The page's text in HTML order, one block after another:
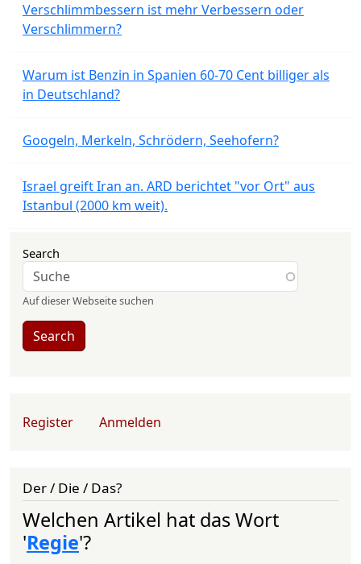
Verschlimmbessern ist mehr Verbessern oder
Verschlimmern?
Warum ist Benzin in Spanien 60-70 Cent billiger als
in Deutschland?
Googeln, Merkeln, Schrödern, Seehofern?
Israel greift Iran an. ARD berichtet "vor Ort" aus
Istanbul (2000 km weit).
Search
Auf dieser Webseite suchen
Search
User account menu
Register Anmelden
Der / Die / Das?
Welchen Artikel hat das Wort
'Regie'?